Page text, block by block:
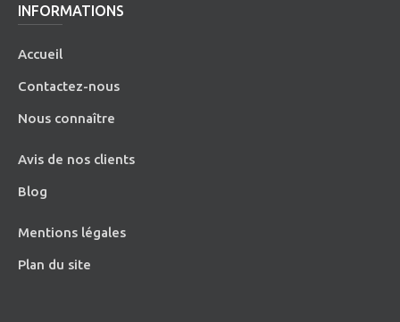
INFORMATIONS
Accueil
Contactez-nous
Nous connaître
Avis de nos clients
Blog
Mentions légales
Plan du site